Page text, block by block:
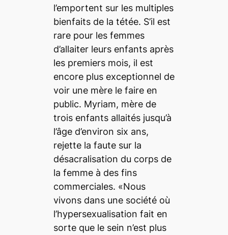
l’emportent sur les multiples
bienfaits de la tétée. S’il est
rare pour les femmes
d’allaiter leurs enfants après
les premiers mois, il est
encore plus exceptionnel de
voir une mère le faire en
public. Myriam, mère de
trois enfants allaités jusqu’à
l’âge d’environ six ans,
rejette la faute sur la
désacralisation du corps de
la femme à des fins
commerciales. «Nous
vivons dans une société où
l’hypersexualisation fait en
sorte que le sein n’est plus